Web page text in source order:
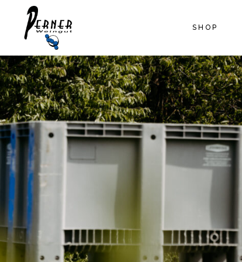
SHOP